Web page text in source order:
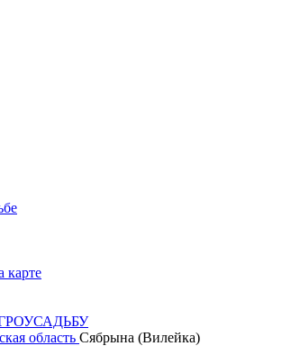
карте
область Сябрына (Вилейка)